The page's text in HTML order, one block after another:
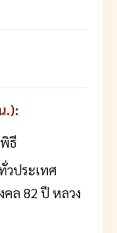
.):
ธี
วประเทศ
ล 82 ปี หลวง